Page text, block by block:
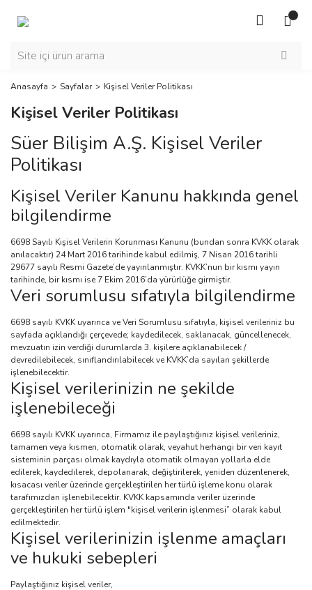
Anasayfa Sayfalar Kişisel Veriler Politikası
Kişisel Veriler Politikası
Süer Bilişim A.Ş. Kişisel Veriler
Politikası
Kişisel Veriler Kanunu hakkında genel
bilgilendirme
6698 Sayılı Kişisel Verilerin Korunması Kanunu (bundan sonra KVKK olarak
anılacaktır) 24 Mart 2016 tarihinde kabul edilmiş, 7 Nisan 2016 tarihli
29677 sayılı Resmi Gazete’de yayınlanmıştır. KVKK’nun bir kısmı yayın
tarihinde, bir kısmı ise 7 Ekim 2016’da yürürlüğe girmiştir.
Veri sorumlusu sıfatıyla bilgilendirme
6698 sayılı KVKK uyarınca ve Veri Sorumlusu sıfatıyla, kişisel verileriniz bu
sayfada açıklandığı çerçevede; kaydedilecek, saklanacak, güncellenecek,
mevzuatın izin verdiği durumlarda 3. kişilere açıklanabilecek /
devredilebilecek, sınıflandırılabilecek ve KVKK’da sayılan şekillerde
işlenebilecektir.
Kişisel verilerinizin ne şekilde
işlenebileceği
6698 sayılı KVKK uyarınca, Firmamız ile paylaştığınız kişisel verileriniz,
tamamen veya kısmen, otomatik olarak, veyahut herhangi bir veri kayıt
sisteminin parçası olmak kaydıyla otomatik olmayan yollarla elde
edilerek, kaydedilerek, depolanarak, değiştirilerek, yeniden düzenlenerek,
kısacası veriler üzerinde gerçekleştirilen her türlü işleme konu olarak
tarafımızdan işlenebilecektir. KVKK kapsamında veriler üzerinde
gerçekleştirilen her türlü işlem "kişisel verilerin işlenmesi” olarak kabul
edilmektedir.
Kişisel verilerinizin işlenme amaçları
ve hukuki sebepleri
Paylaştığınız kişisel veriler,